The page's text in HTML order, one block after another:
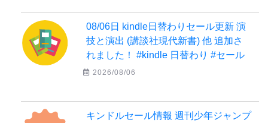
08/06日 kindle日替わりセール更新 演
技と演出 (講談社現代新書) 他 追加さ
れました！ #kindle 日替わり #セール
2026/08/06
キンドルセール情報 週刊少年ジャンプ